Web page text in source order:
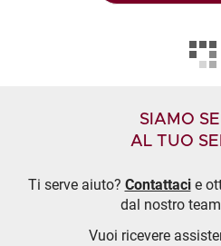
SIAMO
AL TUO
Ti serve aiuto? Contattacie
dal nostro
Vuoi ricevere